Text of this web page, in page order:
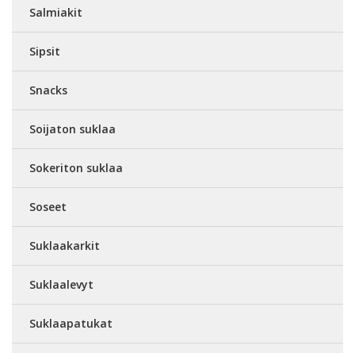
Salmiakit
Sipsit
Snacks
Soijaton suklaa
Sokeriton suklaa
Soseet
Suklaakarkit
Suklaalevyt
Suklaapatukat